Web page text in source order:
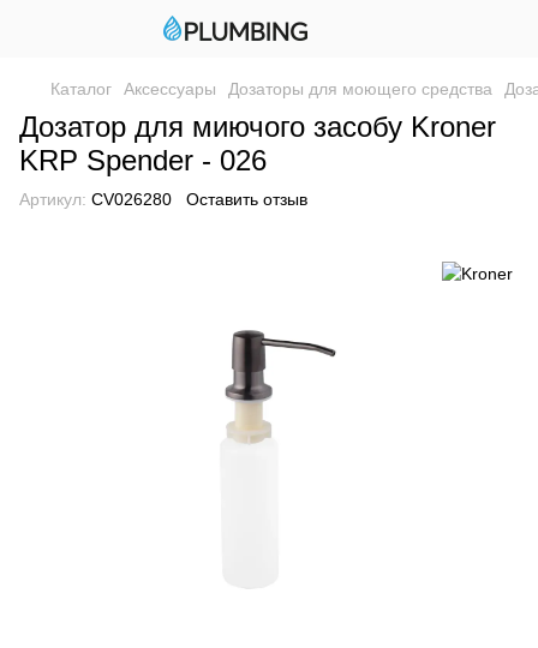
Каталог Аксессуары Дозаторы для моющего средства
Дозатор для миючого засобу Kroner
KRP Spender - 026
Артикул: CV026280 Оставить отзыв